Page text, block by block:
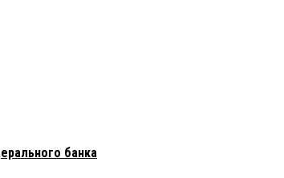
банка